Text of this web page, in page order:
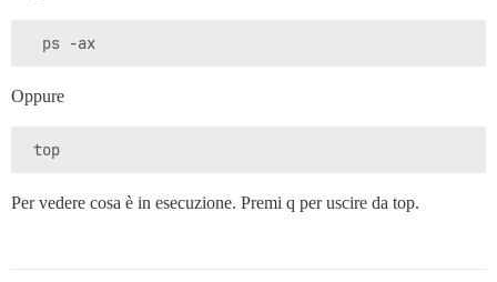
Oppure
Per vedere cosa è in esecuzione. Premi q per uscire da top.